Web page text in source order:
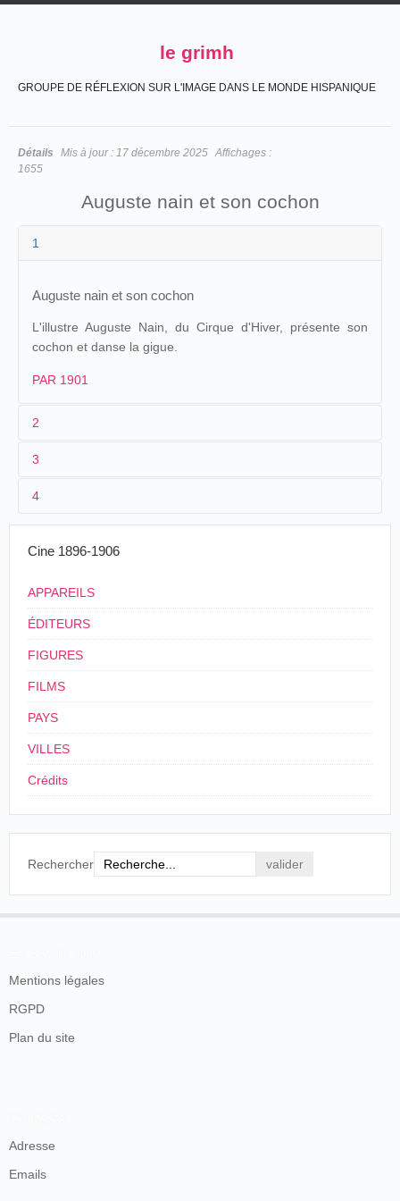
le grimh
GROUPE DE RÉFLEXION SUR L'IMAGE DANS LE MONDE HISPANIQUE
Détails Mis à jour : 17 décembre 2025 Affichages :
1655
Auguste nain et son cochon
1
Auguste nain et son cochon
L'illustre Auguste Nain, du Cirque d'Hiver, présente son
cochon et danse la gigue.
PAR 1901
2
1
2
3
≤ 1901
4
France
3
4
Cine 1896-1906
APPAREILS
ÉDITEURS
FIGURES
FILMS
PAYS
VILLES
Crédits
Rechercher
Mentions légales
RGPD
Plan du site
Adresse
Emails